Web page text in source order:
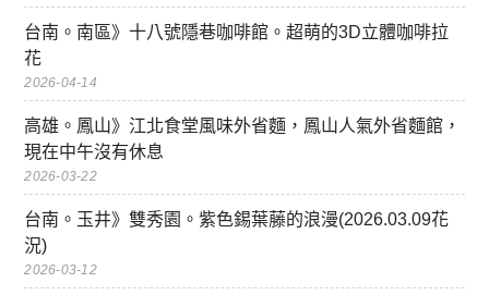
台南。南區》十八號隱巷咖啡館。超萌的3D立體咖啡拉
花
2026-04-14
高雄。鳳山》江北食堂風味外省麵，鳳山人氣外省麵館，
現在中午沒有休息
2026-03-22
台南。玉井》雙秀園。紫色錫葉藤的浪漫(2026.03.09花
況)
2026-03-12